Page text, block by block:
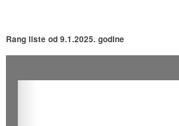
Rang liste od 9.1.2025. godine